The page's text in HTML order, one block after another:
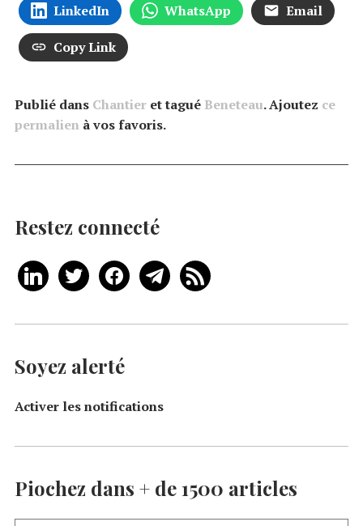
LinkedIn WhatsApp Email
Copy Link
Publié dans Chantier et tagué Beneteau. Ajoutez ce
permalien à vos favoris.
Restez connecté
Soyez alerté
Activer les notifications
Piochez dans + de 1500 articles